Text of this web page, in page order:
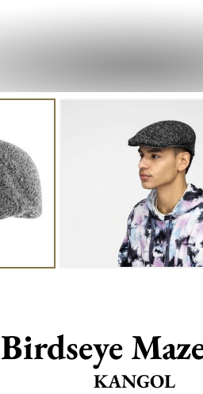
Birdseye
KANGOL